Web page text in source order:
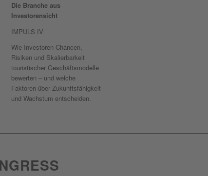
Die Branche aus
Investorensicht
IMPULS IV
Wie Investoren Chancen,
Risiken und Skalierbarkeit
touristischer Geschäftsmodelle
bewerten – und welche
Faktoren über Zukunftsfähigkeit
und Wachstum entscheiden.